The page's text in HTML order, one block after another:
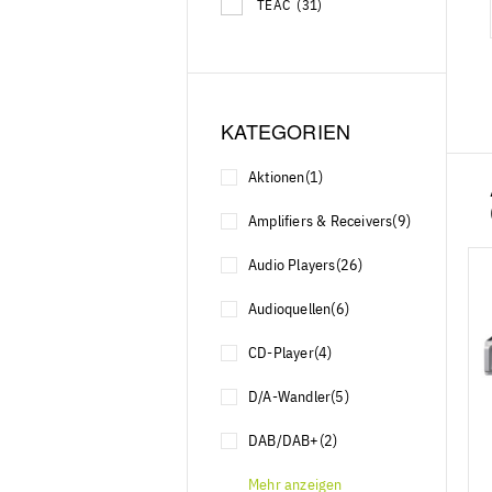
TEAC (31)
KATEGORIEN
Aktionen(1)
Amplifiers & Receivers(9)
Audio Players(26)
Audioquellen(6)
CD-Player(4)
D/A-Wandler(5)
DAB/DAB+ (2)
Mehr anzeigen